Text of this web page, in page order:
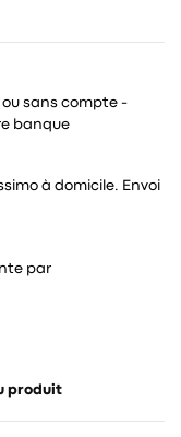
ou sans compte -
banque
à domicile. Envoi
par
produit